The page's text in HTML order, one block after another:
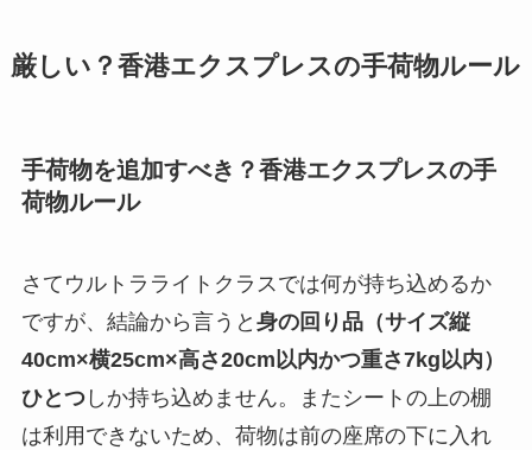
厳しい？香港エクスプレスの手荷物ルール
手荷物を追加すべき？香港エクスプレスの手
荷物ルール
さてウルトラライトクラスでは何が持ち込めるか
ですが、結論から言うと 身の回り品（サイズ縦
40cm×横25cm×高さ20cm以内かつ重さ7kg以内）
ひとつしか持ち込めません。またシートの上の棚
は利用できないため、荷物は前の座席の下に入れ